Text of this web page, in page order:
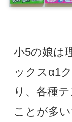
小5の娘は
ックスα1
り、各種
ことが多い